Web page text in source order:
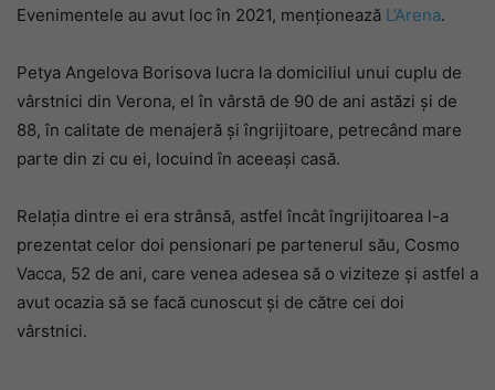
Evenimentele au avut loc în 2021, menționează L’Arena.
Petya Angelova Borisova lucra la domiciliul unui cuplu de
vârstnici din Verona, el în vârstă de 90 de ani astăzi și de
88, în calitate de menajeră și îngrijitoare, petrecând mare
parte din zi cu ei, locuind în aceeași casă.
Relația dintre ei era strânsă, astfel încât îngrijitoarea l-a
prezentat celor doi pensionari pe partenerul său, Cosmo
Vacca, 52 de ani, care venea adesea să o viziteze și astfel a
avut ocazia să se facă cunoscut și de către cei doi
vârstnici.